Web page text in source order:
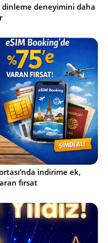
dinleme deneyimini daha
indirime ek,
fırsat